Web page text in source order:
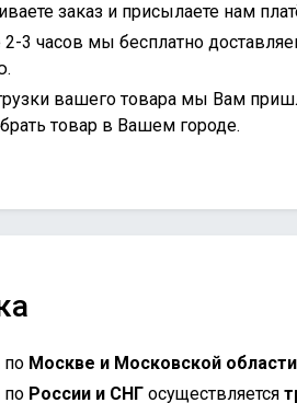
заказ и присылаете нам
2-3 часов мы бесплатно
вашего товара мы Вам
товар в Вашем городе.
по Москве и Московской области
по России и СНГ осуществляется